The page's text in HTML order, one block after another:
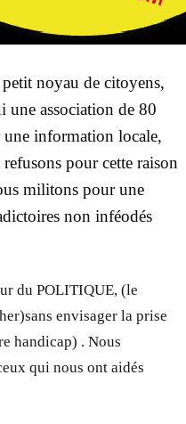
noyau de citoyens,
une association de 80
information locale,
pour cette raison
militons pour une
non inféodés
du POLITIQUE, (le
envisager la prise
handicap) . Nous
qui nous ont aidés